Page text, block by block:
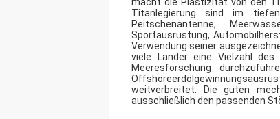
Titanlegierung sind im tiefen
Peitschenantenne,
Sportausrüstung,
Verwendung seiner
viele Länder eine Vielzahl des
Meeresforschung
weitverbreitet. Die guten
ausschließlich den passenden